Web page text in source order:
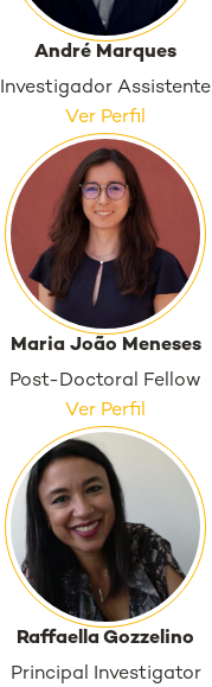
André Marques
Investigador Assistente
Ver Perfil
Maria João Meneses
Post-Doctoral Fellow
Ver Perfil
Raffaella Gozzelino
Principal Investigator